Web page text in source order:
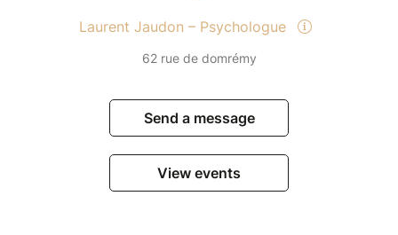
Laurent Jaudon – Psychologue
62 rue de domrémy
Send a message
View events